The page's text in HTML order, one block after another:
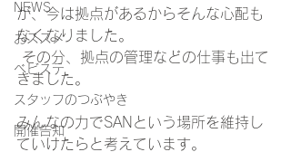
NEWS
おススメ
ベビステ
スタッフのつぶやき
開催告知
が、今は拠点があるからそんな心配も
なくなりました。
きました。
みんなの力でSANという場所を維持し
ていけたらと考えています。